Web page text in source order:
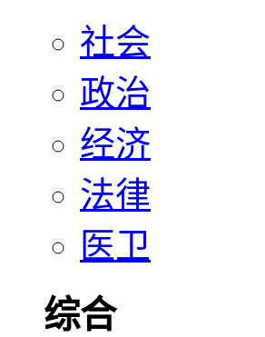
社会
政治
经济
法律
医卫
综合